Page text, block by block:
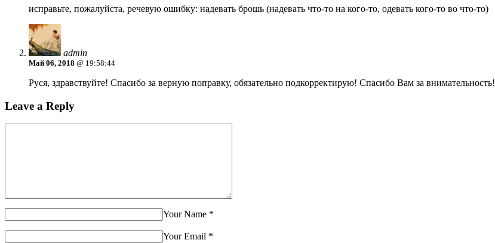
исправьте, пожалуйста, речевую ошибку: надевать брошь (надевать что-то на кого-то, одевать кого-то во что-то)
admin
Май 06, 2018 @ 19:58:44
Руся, здравствуйте! Спасибо за верную поправку, обязательно подкорректирую! Спасибо Вам за внимательность!
Leave a Reply
Your Name *
Your Email *